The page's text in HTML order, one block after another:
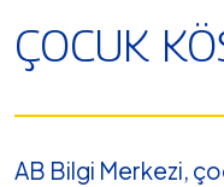
ÇOCUK
AB Bilgi Merkezi,